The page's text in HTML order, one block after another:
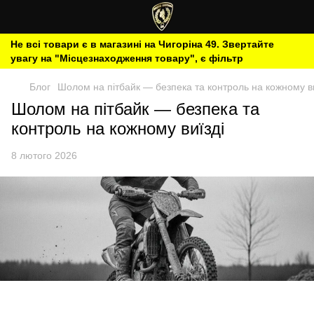
Не всі товари є в магазині на Чигоріна 49. Звертайте
увагу на "Місцезнаходження товару", є фільтр
Блог Шолом на пітбайк — безпека та контроль на кожному
Шолом на пітбайк — безпека та
контроль на кожному виїзді
8 лютого 2026